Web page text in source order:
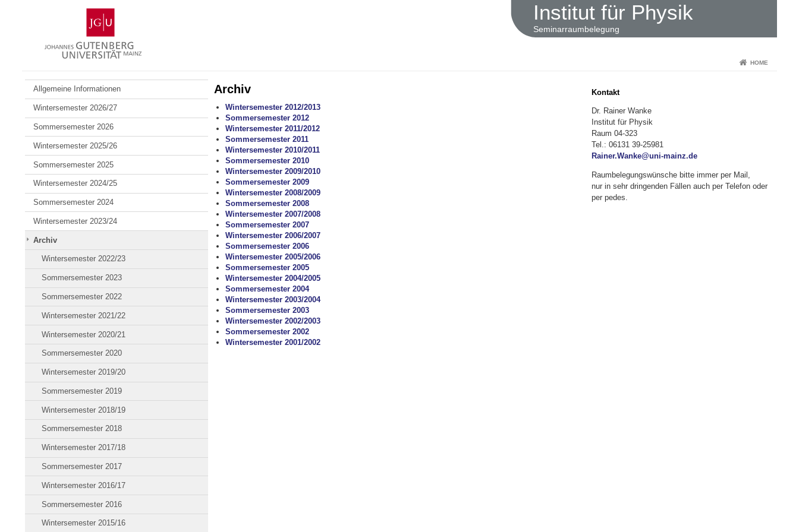
Gutenberg-
Universität
Mainz
Institut für Physik
Seminarraumbelegung
HOME
Allgemeine Informationen
Wintersemester 2026/27
Sommersemester 2026
Wintersemester 2025/26
Sommersemester 2025
Wintersemester 2024/25
Sommersemester 2024
Wintersemester 2023/24
Archiv
Wintersemester 2022/23
Sommersemester 2023
Sommersemester 2022
Wintersemester 2021/22
Wintersemester 2020/21
Sommersemester 2020
Wintersemester 2019/20
Sommersemester 2019
Wintersemester 2018/19
Sommersemester 2018
Wintersemester 2017/18
Sommersemester 2017
Wintersemester 2016/17
Sommersemester 2016
Wintersemester 2015/16
Archiv
Wintersemester 2012/2013
Sommersemester 2012
Wintersemester 2011/2012
Sommersemester 2011
Wintersemester 2010/2011
Sommersemester 2010
Wintersemester 2009/2010
Sommersemester 2009
Wintersemester 2008/2009
Sommersemester 2008
Wintersemester 2007/2008
Sommersemester 2007
Wintersemester 2006/2007
Sommersemester 2006
Wintersemester 2005/2006
Sommersemester 2005
Wintersemester 2004/2005
Sommersemester 2004
Wintersemester 2003/2004
Sommersemester 2003
Wintersemester 2002/2003
Sommersemester 2002
Wintersemester 2001/2002
Kontakt
Dr. Rainer Wanke
Institut für Physik
Raum 04-323
Tel.: 06131 39-25981
Rainer.Wanke@uni-mainz.de
Raumbelegungswünsche bitte immer per Mail,
nur in sehr dringenden Fällen auch per Telefon oder
per pedes.